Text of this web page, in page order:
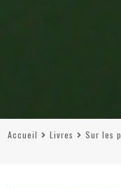
Accueil Livres
Sur les